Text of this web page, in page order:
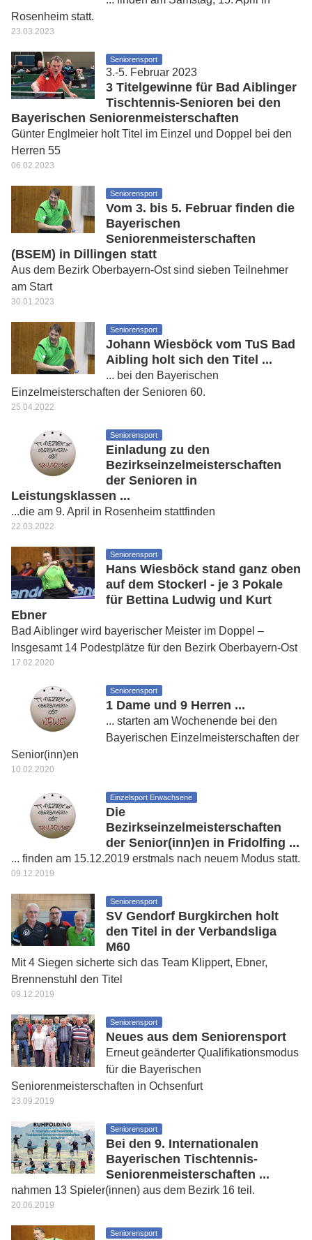
Rosenheim statt.
23.03.2023
Seniorensport
3.-5. Februar 2023
3 Titelgewinne für Bad Aiblinger
Tischtennis-Senioren bei den
Bayerischen Seniorenmeisterschaften
Günter Englmeier holt Titel im Einzel und Doppel bei den
Herren 55
06.02.2023
Seniorensport
Vom 3. bis 5. Februar finden die
Bayerischen
Seniorenmeisterschaften
(BSEM) in Dillingen statt
Aus dem Bezirk Oberbayern-Ost sind sieben Teilnehmer
am Start
30.01.2023
Seniorensport
Johann Wiesböck vom TuS Bad
Aibling holt sich den Titel ...
... bei den Bayerischen
Einzelmeisterschaften der Senioren 60.
25.04.2022
Seniorensport
Einladung zu den
Bezirkseinzelmeisterschaften
der Senioren in
Leistungsklassen ...
...die am 9. April in Rosenheim stattfinden
22.03.2022
Seniorensport
Hans Wiesböck stand ganz oben
auf dem Stockerl - je 3 Pokale
für Bettina Ludwig und Kurt
Ebner
Bad Aiblinger wird bayerischer Meister im Doppel –
Insgesamt 14 Podestplätze für den Bezirk Oberbayern-Ost
17.02.2020
Seniorensport
1 Dame und 9 Herren ...
... starten am Wochenende bei den
Bayerischen Einzelmeisterschaften der
Senior(inn)en
10.02.2020
Einzelsport Erwachsene
Die
Bezirkseinzelmeisterschaften
der Senior(inn)en in Fridolfing ...
... finden am 15.12.2019 erstmals nach neuem Modus statt.
09.12.2019
Seniorensport
SV Gendorf Burgkirchen holt
den Titel in der Verbandsliga
M60
Mit 4 Siegen sicherte sich das Team Klippert, Ebner,
Brennenstuhl den Titel
09.12.2019
Seniorensport
Neues aus dem Seniorensport
Erneut geänderter Qualifikationsmodus
für die Bayerischen
Seniorenmeisterschaften in Ochsenfurt
23.09.2019
Seniorensport
Bei den 9. Internationalen
Bayerischen Tischtennis-
Seniorenmeisterschaften ...
nahmen 13 Spieler(innen) aus dem Bezirk 16 teil.
20.06.2019
Seniorensport